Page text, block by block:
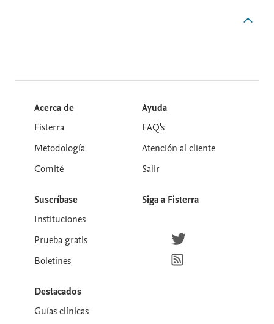
Acerca de
Fisterra
Metodología
Comité
Suscríbase
Instituciones
Prueba gratis
Boletines
Destacados
Guías clínicas
Ayuda
FAQ's
Atención al cliente
Salir
Siga a Fisterra
Síguenos en Twitter
Suscríbete para recibir